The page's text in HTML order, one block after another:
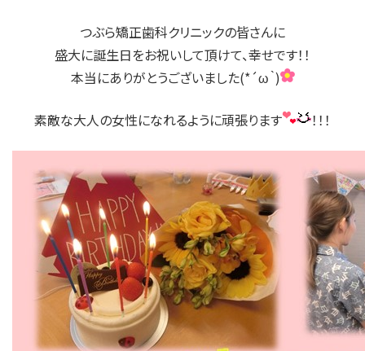
つぶら矯正歯科クリニックの皆さんに
盛大に誕生日をお祝いして頂けて、幸せです！！
本当にありがとうございました(*´ω｀)
素敵な大人の女性になれるように頑張ります ！！！